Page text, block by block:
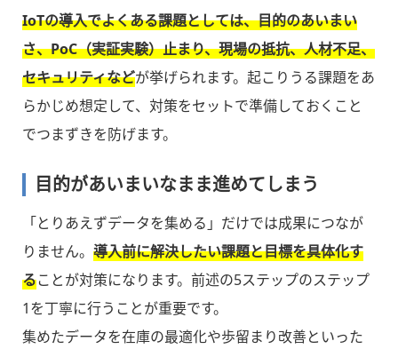
IoTの導入でよくある課題としては、目的のあいまい
さ、PoC（実証実験）止まり、現場の抵抗、人材不足、
セキュリティなどが挙げられます。起こりうる課題をあ
らかじめ想定して、対策をセットで準備しておくこと
でつまずきを防げます。
目的があいまいなまま進めてしまう
「とりあえずデータを集める」だけでは成果につなが
りません。 導入前に解決したい課題と目標を具体化す
ることが対策になります。前述の5ステップのステップ
1を丁寧に行うことが重要です。
集めたデータを在庫の最適化や歩留まり改善といった